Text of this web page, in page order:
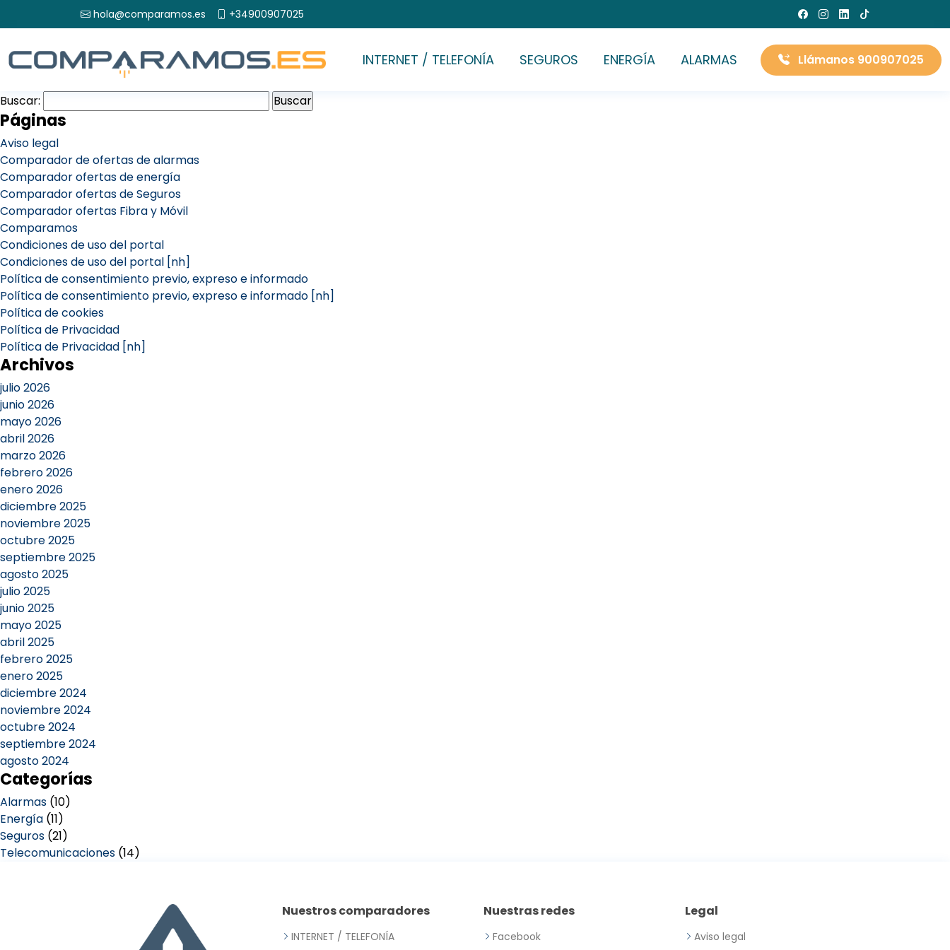
hola@comparamos.es +34900907025
INTERNET / TELEFONÍA SEGUROS ENERGÍA ALARMAS Llámanos 900907025
Buscar:
Páginas
Aviso legal
Comparador de ofertas de alarmas
Comparador ofertas de energía
Comparador ofertas de Seguros
Comparador ofertas Fibra y Móvil
Comparamos
Condiciones de uso del portal
Condiciones de uso del portal [nh]
Política de consentimiento previo, expreso e informado
Política de consentimiento previo, expreso e informado [nh]
Política de cookies
Política de Privacidad
Política de Privacidad [nh]
Archivos
julio 2026
junio 2026
mayo 2026
abril 2026
marzo 2026
febrero 2026
enero 2026
diciembre 2025
noviembre 2025
octubre 2025
septiembre 2025
agosto 2025
julio 2025
junio 2025
mayo 2025
abril 2025
febrero 2025
enero 2025
diciembre 2024
noviembre 2024
octubre 2024
septiembre 2024
agosto 2024
Categorías
Alarmas (10)
Energía (11)
Seguros (21)
Telecomunicaciones (14)
Nuestros comparadores
INTERNET / TELEFONÍA
Nuestras redes
Facebook
Legal
Aviso legal